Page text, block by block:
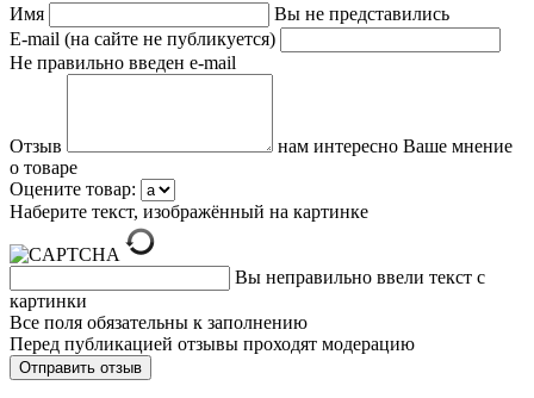
Имя
Вы не представились
E-mail (на сайте не публикуется)
Не правильно введен e-mail
Отзыв
нам интересно Ваше мнение
о товаре
Оцените товар:
Наберите текст, изображённый на картинке
Вы неправильно ввели текст с
картинки
Все поля обязательны к заполнению
Перед публикацией отзывы проходят модерацию